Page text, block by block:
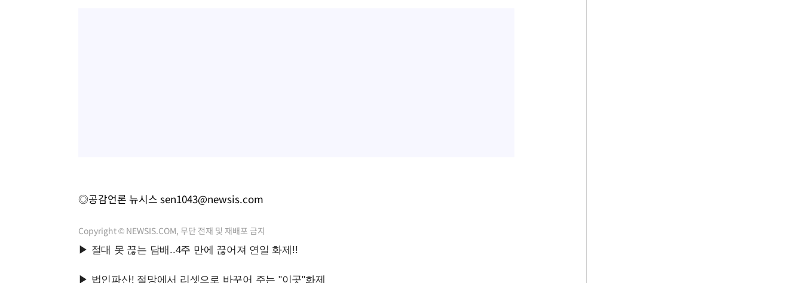
◎공감언론 뉴시스 sen1043@newsis.com
Copyright © NEWSIS.COM, 무단 전재 및 재배포 금지